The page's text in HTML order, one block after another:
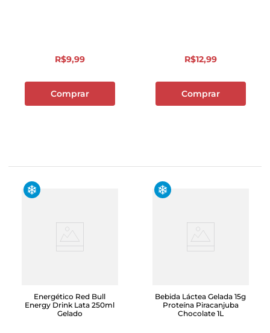
R$9,99
Comprar
R$12,99
Comprar
Energético Red Bull
Energy Drink Lata 250ml
Gelado
Bebida Láctea Gelada 15g
Proteína Piracanjuba
Chocolate 1L